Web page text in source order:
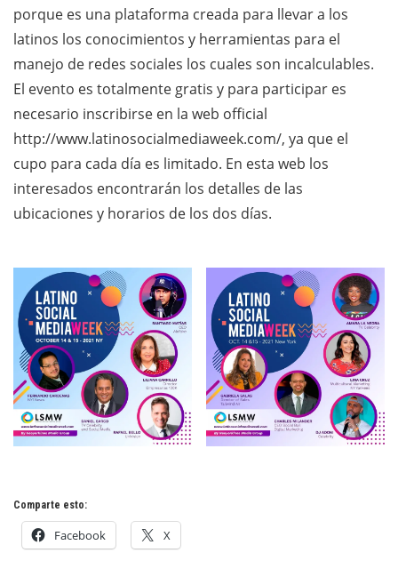
porque es una plataforma creada para llevar a los
latinos los conocimientos y herramientas para el
manejo de redes sociales los cuales son incalculables.
El evento es totalmente gratis y para participar es
necesario inscribirse en la web official
http://www.latinosocialmediaweek.com/, ya que el
cupo para cada día es limitado. En esta web los
interesados encontrarán los detalles de las
ubicaciones y horarios de los dos días.
Comparte esto:
Facebook X